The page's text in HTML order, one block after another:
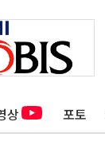
상 포토